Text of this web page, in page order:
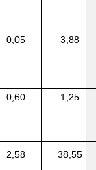
0,05 3,88
0,60 1,25
2,58 38,55